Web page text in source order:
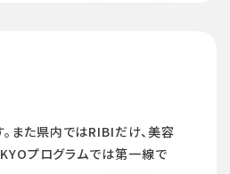
また県内ではRIBIだけ、美容
プログラムでは第一線で